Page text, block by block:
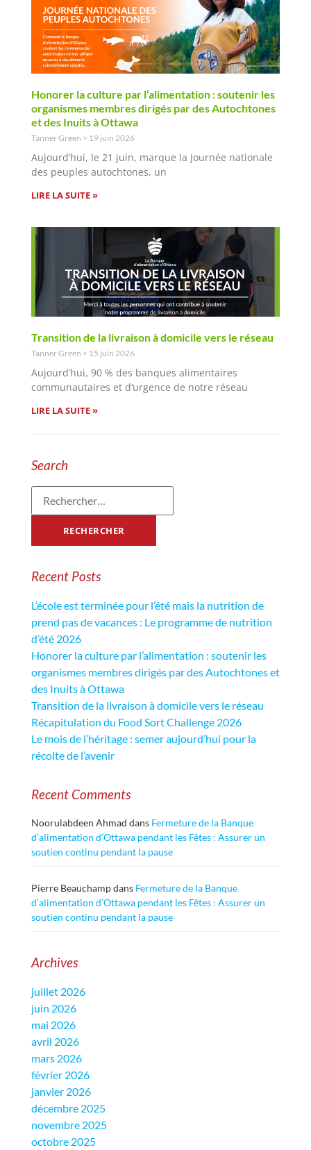
Honorer la culture par l’alimentation : soutenir les
organismes membres dirigés par des Autochtones
et des Inuits à Ottawa
Tanner Green 19 juin 2026
Aujourd’hui, le 21 juin, marque la Journée nationale
des peuples autochtones, un
LIRE LA SUITE »
Transition de la livraison à domicile vers le réseau
Tanner Green 15 juin 2026
Aujourd’hui, 90 % des banques alimentaires
communautaires et d’urgence de notre réseau
LIRE LA SUITE »
Search
Recent Posts
L’école est terminée pour l’été mais la nutrition de
prend pas de vacances : Le programme de nutrition
d’été 2026
Honorer la culture par l’alimentation : soutenir les
organismes membres dirigés par des Autochtones et
des Inuits à Ottawa
Transition de la livraison à domicile vers le réseau
Récapitulation du Food Sort Challenge 2026
Le mois de l’héritage : semer aujourd’hui pour la
récolte de l’avenir
Recent Comments
Noorulabdeen Ahmad dans Fermeture de la Banque
d’alimentation d’Ottawa pendant les Fêtes : Assurer un
soutien continu pendant la pause
Pierre Beauchampdans Fermeture de la Banque
d’alimentation d’Ottawa pendant les Fêtes : Assurer un
soutien continu pendant la pause
Archives
juillet 2026
juin 2026
mai 2026
avril 2026
mars 2026
février 2026
janvier 2026
décembre 2025
novembre 2025
octobre 2025